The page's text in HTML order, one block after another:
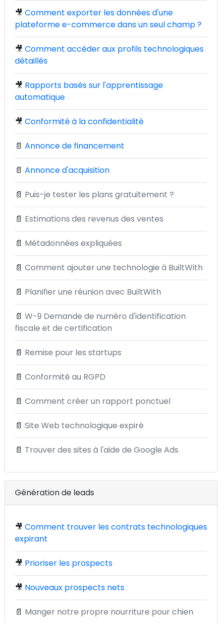
🎥 Comment exporter les données d'une
plateforme e-commerce dans un seul champ ?
🎥 Comment accéder aux profils technologiques
détaillés
🎥 Rapports basés sur l'apprentissage
automatique
🎥 Conformité à la confidentialité
📄 Annonce de financement
📄 Annonce d'acquisition
📄 Puis-je tester les plans gratuitement ?
📄 Estimations des revenus des ventes
📄 Métadonnées expliquées
📄 Comment ajouter une technologie à BuiltWith
📄 Planifier une réunion avec BuiltWith
📄 W-9 Demande de numéro d'identification
fiscale et de certification
📄 Remise pour les startups
📄 Conformité au RGPD
📄 Comment créer un rapport ponctuel
📄 Site Web technologique expiré
📄 Trouver des sites à l'aide de Google Ads
Génération de leads
🎥 Comment trouver les contrats technologiques
expirant
🎥 Prioriser les prospects
🎥 Nouveaux prospects nets
📄 Manger notre propre nourriture pour chien